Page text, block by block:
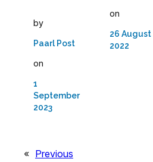
by
Paarl Post
on
1
September
2023
on
26 August
2022
« Previous